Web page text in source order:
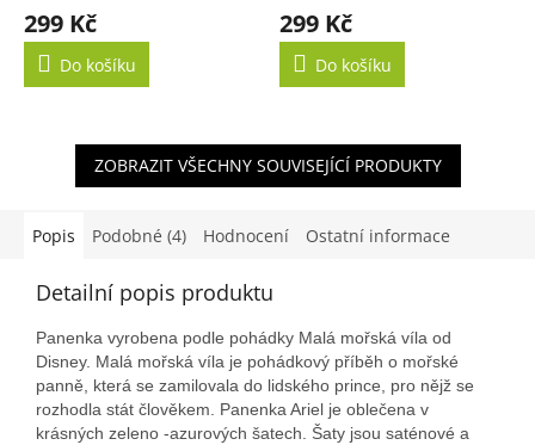
299 Kč
Do košíku
299 Kč
Do košíku
ZOBRAZIT VŠECHNY SOUVISEJÍCÍ PRODUKTY
Popis Podobné (4) Hodnocení Ostatní informace
Detailní popis produktu
Panenka vyrobena podle pohádky Malá mořská víla od
Disney. Malá mořská víla je pohádkový příběh o mořské
panně, která se zamilovala do lidského prince, pro nějž se
rozhodla stát člověkem. Panenka Ariel je oblečena v
krásných zeleno -azurových šatech. Šaty jsou saténové a